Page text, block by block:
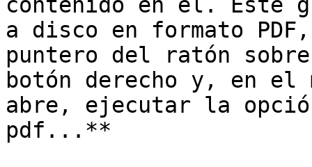
a disco en formato
puntero del ratón
botón derecho y, en el
abre, ejecutar la
pdf...**